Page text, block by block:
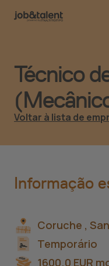
Técnico
Voltar à lista de
Informação
Coruche ,
Temporário
1600.0 EUR